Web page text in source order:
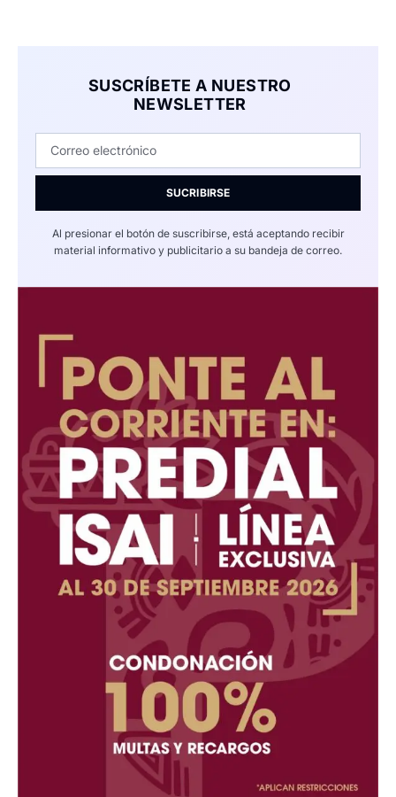
SUSCRÍBETE A NUESTRO
NEWSLETTER
SUCRIBIRSE
Al presionar el botón de suscribirse, está aceptando recibir
material informativo y publicitario a su bandeja de correo.